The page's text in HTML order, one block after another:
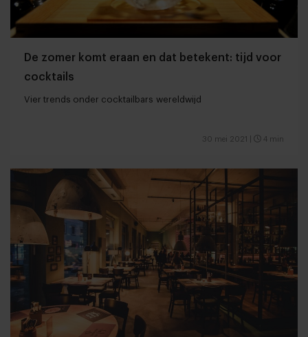
De zomer komt eraan en dat betekent: tijd voor
cocktails
Vier trends onder cocktailbars wereldwijd
30 mei 2021 4 min